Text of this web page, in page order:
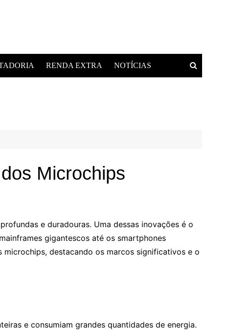
RENDA EXTRA NOTÍCIAS
Microchips
e duradouras. Uma dessas inovações é o
gigantescos até os smartphones
destacando os marcos significativos e o
e consumiam grandes quantidades de energia.